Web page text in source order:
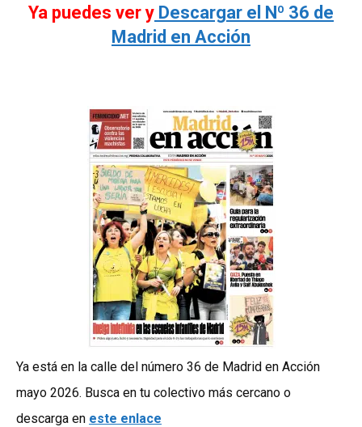
Ya puedes ver y Descargar el Nº 36 de
Madrid en Acción
Ya está en la calle del número 36 de Madrid en Acción
mayo 2026. Busca en tu colectivo más cercano o
descarga en este enlace